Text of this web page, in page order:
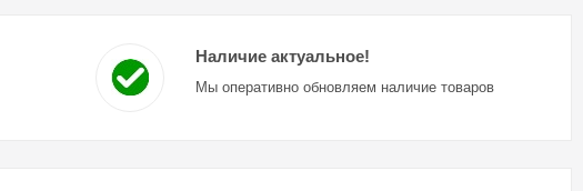
Наличие актуальное!
Мы оперативно обновляем наличие товаров